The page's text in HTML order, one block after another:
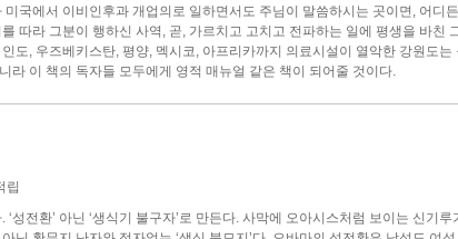
미국에서 이비인후과 개업의로 일하면서도 주님이 말씀하시는 곳이면, 어디
따라 그분이 행하신 사역, 곧, 가르치고 고치고 전파하는 일에 평생을 바친
도, 우즈베키스탄, 평양, 멕시코, 아프리카까지 의료시설이 열악한 강원도
라 이 책의 독자들 모두에게 영적 매뉴얼 같은 책이 되어줄 것이다.
립
‘성전환’ 아닌 ‘생식기 불구자’로 만든다. 사막에 오아시스처럼 보이는 신기